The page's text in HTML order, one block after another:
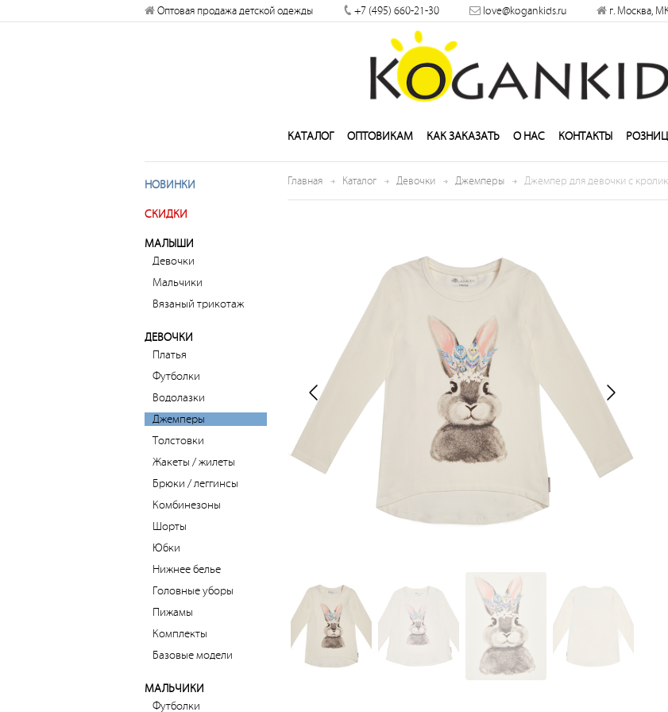
Разрешите сайту kogankids.ru
отправлять вам уведомления на
Разрешить
Оптовая продажа детской одежды +7 (495) 660-21-30 love@kogankids.ru г. Москва,
КАТАЛОГ ОПТОВИКАМ КАК ЗАКАЗАТЬ О НАС КОНТАКТЫ
НОВИНКИ
СКИДКИ
МАЛЫШИ
Девочки
Мальчики
Вязаный трикотаж
ДЕВОЧКИ
Платья
Футболки
Водолазки
Джемперы
Толстовки
Жакеты / жилеты
Брюки / леггинсы
Комбинезоны
Шорты
Юбки
Нижнее белье
Головные уборы
Пижамы
Комплекты
Базовые модели
МАЛЬЧИКИ
Футболки
Главная Каталог Девочки Джемперы Джемпер для девочки с